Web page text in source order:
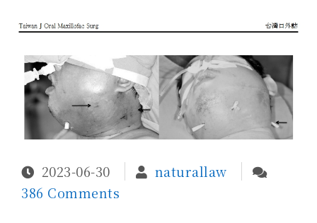
2023-06-30
naturallaw
386 Comments